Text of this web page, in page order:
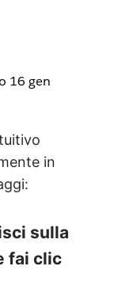
16 gen
in
sulla
fai clic